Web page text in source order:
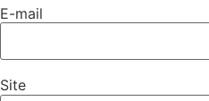
E-mail
Site